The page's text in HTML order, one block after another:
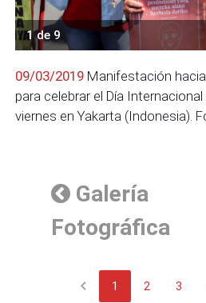
1 de 9
09/03/2019 Manifestación
para celebrar el Día
viernes en Yakarta (Indonesia).
Galería
Fotográfica
chevron_left 1 2 3